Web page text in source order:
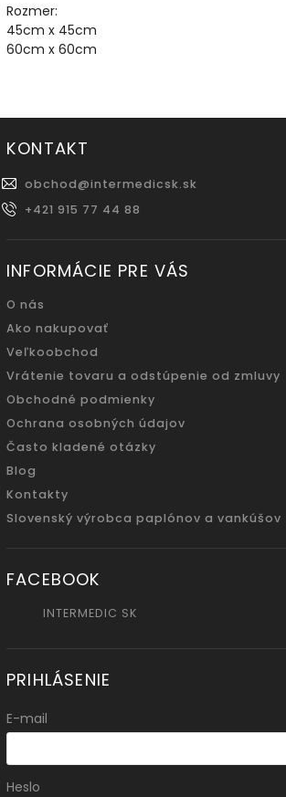
Rozmer:
45cm x 45cm
60cm x 60cm
KONTAKT
obchod@intermedicsk.sk
+421 915 77 44 88
INFORMÁCIE PRE VÁS
O nás
Ako nakupovať
Veľkoobchod
Vrátenie tovaru a odstúpenie od zmluvy
Obchodné podmienky
Ochrana osobných údajov
Často kladené otázky
Blog
Kontakty
Slovenský výrobca paplónov a vankúšov
FACEBOOK
INTERMEDIC SK
PRIHLÁSENIE
E-mail
Heslo